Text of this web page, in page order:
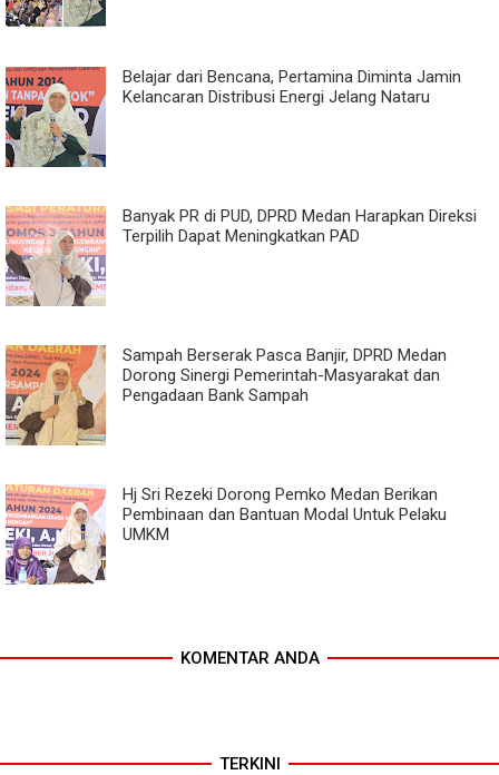
Belajar dari Bencana, Pertamina Diminta Jamin
Kelancaran Distribusi Energi Jelang Nataru
Banyak PR di PUD, DPRD Medan Harapkan Direksi
Terpilih Dapat Meningkatkan PAD
Sampah Berserak Pasca Banjir, DPRD Medan
Dorong Sinergi Pemerintah-Masyarakat dan
Pengadaan Bank Sampah
Hj Sri Rezeki Dorong Pemko Medan Berikan
Pembinaan dan Bantuan Modal Untuk Pelaku
UMKM
KOMENTAR ANDA
TERKINI